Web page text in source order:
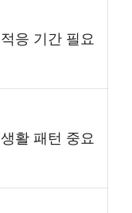
적응 기간 필요
생활 패턴 중요